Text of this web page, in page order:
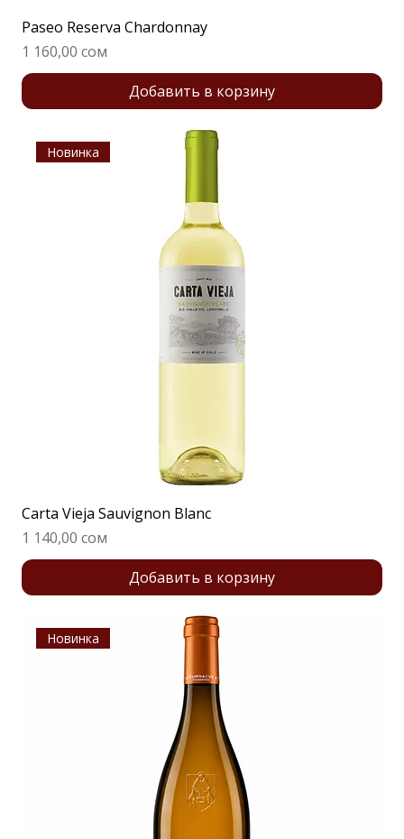
Paseo Reserva Chardonnay
Цена
1 160,00 сом
Добавить в корзину
Новинка
Carta Vieja Sauvignon Blanc
Цена
1 140,00 сом
Добавить в корзину
Новинка